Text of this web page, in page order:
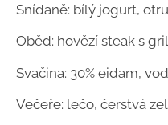
Snídaně: bílý jogurt,
Oběd: hovězí steak s
Svačina: 30% eidam,
Večeře: lečo, čerstvá